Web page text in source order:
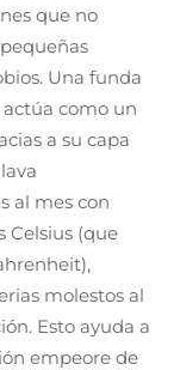
que no
Una funda
como un
a su capa
al mes con
Celsius (que
molestos al
Esto ayuda a
empeore de